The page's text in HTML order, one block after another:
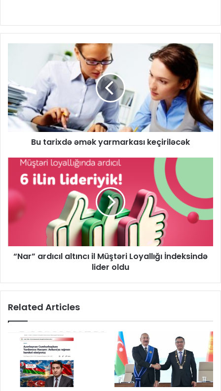
Bu tarixdə əmək yarmarkası keçiriləcək
​“Nar” ardıcıl altıncı il Müştəri Loyallığı İndeksində
lider oldu
Related Articles